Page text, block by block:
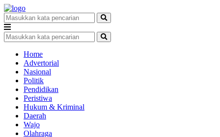
Home
Advertorial
Nasional
Politik
Pendidikan
Peristiwa
Hukum & Kriminal
Daerah
Wajo
Olahraga